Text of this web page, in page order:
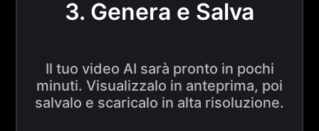
3. Genera e Salva
Il tuo video AI sarà pronto in pochi
minuti. Visualizzalo in anteprima, poi
salvalo e scaricalo in alta risoluzione.